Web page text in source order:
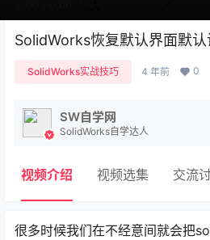
SolidWorks恢复默认界面默
SolidWorks实战技巧 4 年前 0
SW自学网
SolidWorks自学达人
视频介绍 视频选集 交流
很多时候我们在不经意间就会把